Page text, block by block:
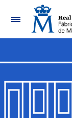
Mostrar/